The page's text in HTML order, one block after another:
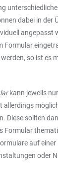
dabei in der
angepasst
Formular
so ist es
kann jeweils
allerdings
Diese sollten
Formular
auf einer
oder